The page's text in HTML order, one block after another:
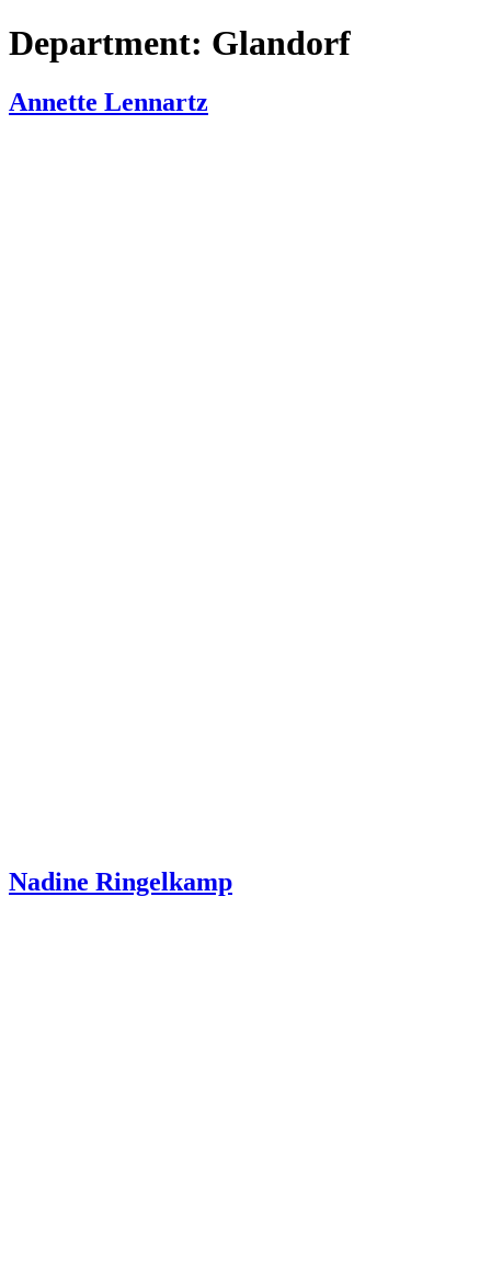
Department: Glandorf
Annette Lennartz
Nadine Ringelkamp